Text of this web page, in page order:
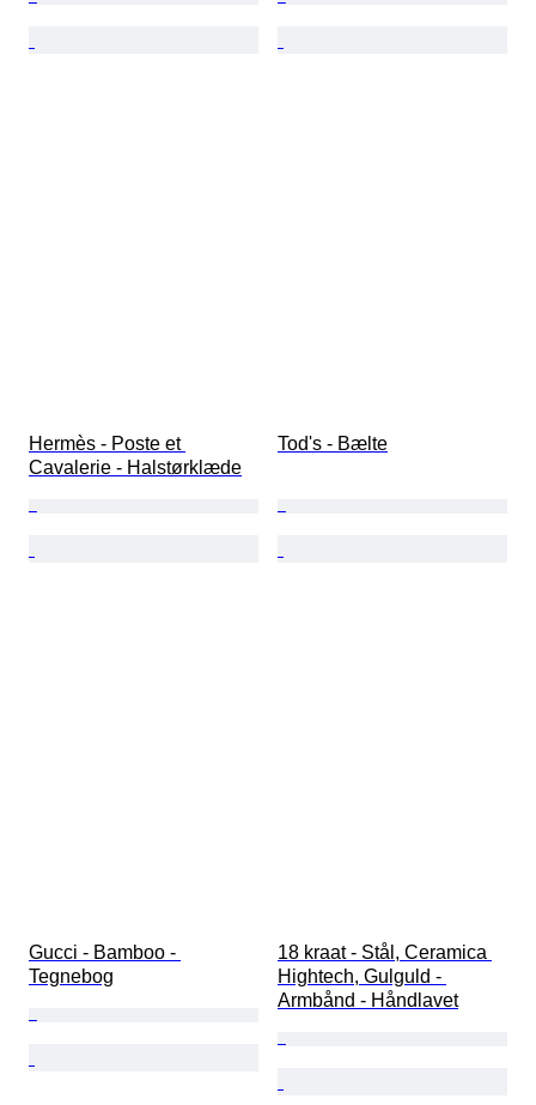
Hermès - Poste et
Cavalerie - Halstørklæde
Tod's - Bælte
Gucci - Bamboo -
Tegnebog
18 kraat - Stål, Ceramica
Hightech, Gulguld -
Armbånd - Håndlavet